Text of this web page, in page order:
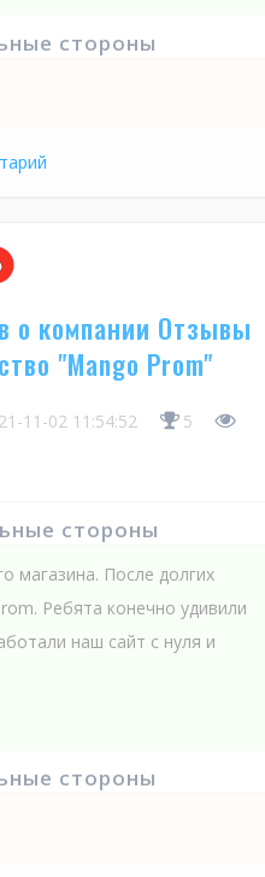
стороны
о компании Отзывы
"Mango Prom"
11-02 11:54:52
5
стороны
магазина. После долгих
Ребята конечно удивили
наш сайт с нуля и
стороны